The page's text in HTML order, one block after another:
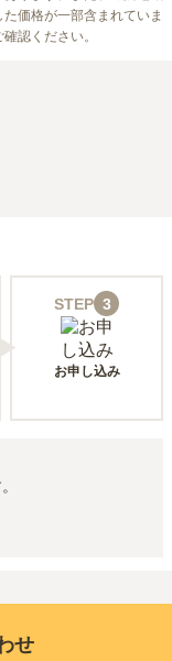
価格が一部含まれていま
認ください。
STEP 3
お申し込み
せ